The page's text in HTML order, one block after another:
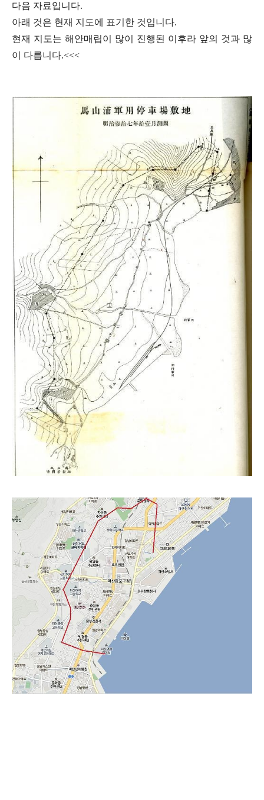
다음 자료입니다.
아래 것은 현재 지도에 표기한 것입니다.
현재 지도는 해안매립이 많이 진행된 이후라 앞의 것과 많
이 다릅니다.<<<